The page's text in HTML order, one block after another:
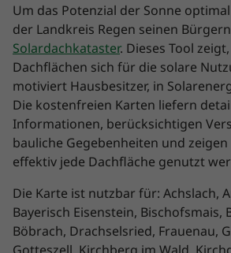
Um das Potenzial der Sonne
der Landkreis Regen seinen
Solardachkataster. Dieses Tool
Dachflächen sich für die solare
motiviert Hausbesitzer, in
Die kostenfreien Karten liefern
Informationen, berücksichtigen
bauliche Gegebenheiten und
effektiv jede Dachfläche genutzt
Die Karte ist nutzbar für: Achslach,
Bayerisch Eisenstein, Bischofsmais,
Böbrach, Drachselsried, Frauenau,